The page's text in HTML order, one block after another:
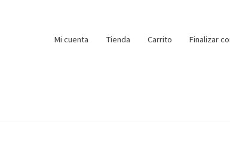
Mi cuenta Tienda Carrito Finalizar